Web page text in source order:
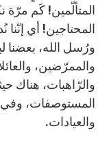
المتألّمين! كَم
المحتاجين! أي
ورُسل الله، بعضنا
والممرّضين،
والرّاهبات، هناك
المستوصفات، وفي
والعيادات.